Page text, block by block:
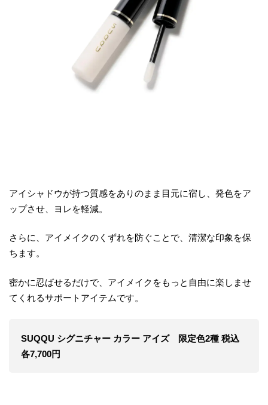
アイシャドウが持つ質感をありのまま目元に宿し、発色をア
ップさせ、ヨレを軽減。
さらに、アイメイクのくずれを防ぐことで、清潔な印象を保
ちます。
密かに忍ばせるだけで、アイメイクをもっと自由に楽しませ
てくれるサポートアイテムです。
SUQQU シグニチャー カラー アイズ 限定色2種 税込
各7,700円